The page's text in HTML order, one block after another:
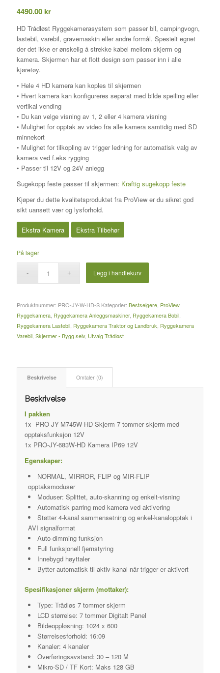
4490.00kr
HD Trådløst Ryggekamerasystem som passer bil, campingvogn,
lastebil, varebil, gravemaskin eller andre formål. Spesielt egnet
der det ikke er ønskelig å strekke kabel mellom skjerm og
kamera. Skjermen har et flott design som passer inn i alle
kjøretøy.
• Hele 4 HD kamera kan koples til skjermen
• Hvert kamera kan konfigureres separat med bilde speiling eller
vertikal vending
• Du kan velge visning av 1, 2 eller 4 kamera visning
• Mulighet for opptak av video fra alle kamera samtidig med SD
minnekort
• Mulighet for tilkopling av trigger ledning for automatisk valg av
kamera ved f.eks rygging
• Passer til 12V og 24V anlegg
Sugekopp feste passer til skjermen: Kraftig sugekopp feste
Kjøper du dette kvalitetsproduktet fra ProView er du sikret god
sikt uansett vær og lysforhold.
Ekstra Kamera Ekstra Tilbehør
På lager
Legg i handlekurv
Produktnummer: PRO-JY-W-HD-S Kategorier: Bestselgere, ProView
Ryggekamera, Ryggekamera Anleggsmaskiner, Ryggekamera Bobil,
Ryggekamera Lastebil, Ryggekamera Traktor og Landbruk Ryggekamera
Varebil, Skjermer - Bygg selv, Utvalg Trådløst
Beskrivelse Omtaler (0)
Beskrivelse
I pakken
1x PRO-JY-M745W-HD Skjerm 7 tommer skjerm med
opptaksfunksjon 12V
1x PRO-JY-683W-HD Kamera IP69 12V
Egenskaper:
NORMAL, MIRROR, FLIP og MIR-FLIP
opptaksmoduser
Moduser: Splittet, auto-skanning og enkelt-visning
Automatisk parring med kamera ved aktivering
Støtter 4-kanal sammensetning og enkel-kanalopptak i
AVI signalformat
Auto-dimming funksjon
Full funksjonell fjernstyring
Innebygd høyttaler
Bytter automatisk til aktiv kanal når trigger er aktivert
Spesifikasjoner skjerm (mottaker):
Type: Trådløs 7 tommer skjerm
LCD størrelse: 7 tommer Digitalt Panel
Bildeoppløsning: 1024 x 600
Størrelsesforhold: 16:09
Kanaler: 4 kanaler
Overføringsavstand: 30 – 120 M
Mikro-SD / TF Kort: Maks 128 GB